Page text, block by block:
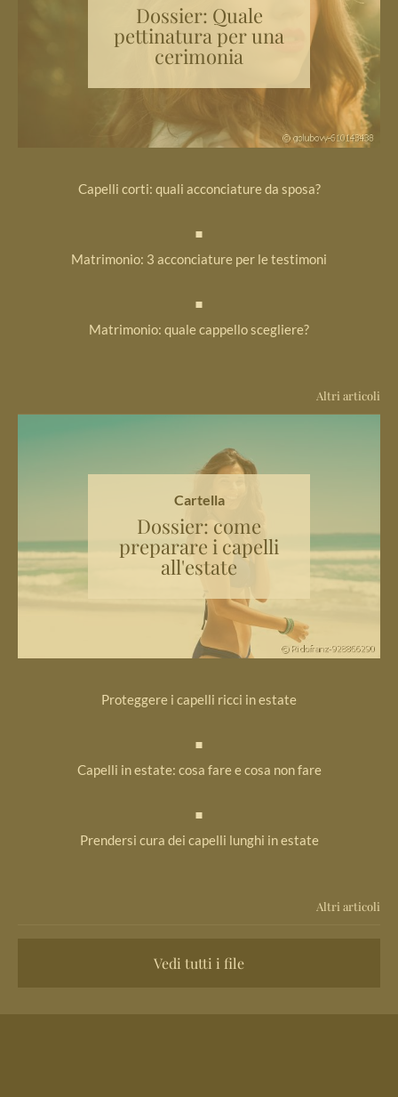
Dossier: Quale
pettinatura per una
cerimonia
Capelli corti: quali acconciature da sposa?
Matrimonio: 3 acconciature per le testimoni
Matrimonio: quale cappello scegliere?
Altri articoli
Cartella
Dossier: come
preparare i capelli
all'estate
Proteggere i capelli ricci in estate
Capelli in estate: cosa fare e cosa non fare
Prendersi cura dei capelli lunghi in estate
Altri articoli
Vedi tutti i file